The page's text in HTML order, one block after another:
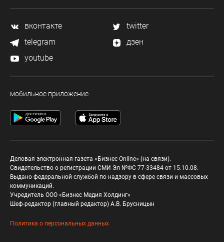
вконтакте
twitter
telegram
дзен
youtube
мобильное приложение
Деловая электронная газета «Бизнес Online» (на связи).
Свидетельство о регистрации СМИ Эл №ФС 77-33484 от 15.10.08.
Выдано федеральной службой по надзору в сфере связи и массовых
коммуникаций.
Учредитель ООО «Бизнес Медия Холдинг»
Шеф-редактор (главный редактор) А.В. Брусницын
Политика о персональных данных